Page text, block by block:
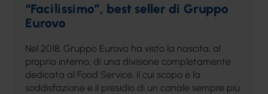
“Facilissimo”, best seller di Gruppo
Eurovo
Nel 2018, Gruppo Eurovo ha visto la nascita, al
proprio interno, di una divisione completamente
dedicata al Food Service, il cui scopo è la
soddisfazione e il presidio di un canale sempre più